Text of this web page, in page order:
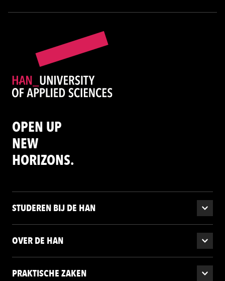
OPEN UP
NEW
HORIZONS.
STUDEREN BIJ DE HAN
OVER DE HAN
PRAKTISCHE ZAKEN